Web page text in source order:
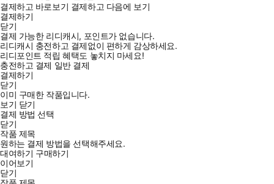
결제하고 바로보기 결제하고 다음에 보기
결제하기
닫기
결제 가능한 리디캐시, 포인트가 없습니다.
리디캐시 충전하고 결제없이 편하게 감상하세요.
리디포인트 적립 혜택도 놓치지 마세요!
충전하고 결제 일반 결제
결제하기
닫기
이미 구매한 작품입니다.
보기 닫기
결제 방법 선택
닫기
작품 제목
원하는 결제 방법을 선택해주세요.
대여하기 구매하기
이어보기
닫기